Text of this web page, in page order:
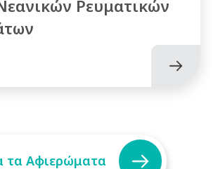
Ρευματικών
τα Αφιερώματα